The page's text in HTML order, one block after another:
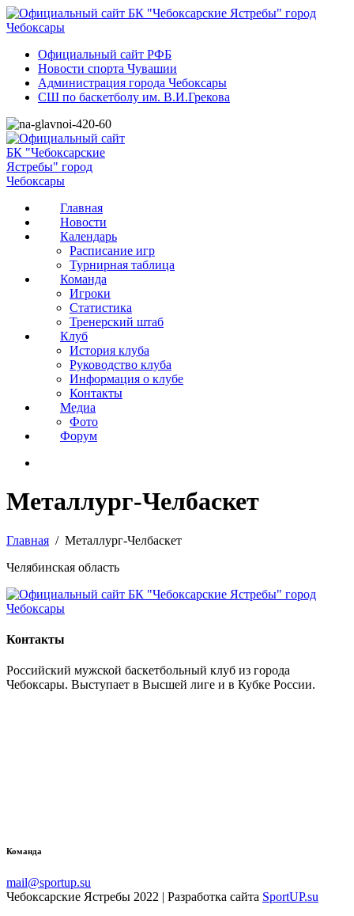
Официальный сайт РФБ
Новости спорта Чувашии
Администрация города Чебоксары
СШ по баскетболу им. В.И.Грекова
Главная
Новости
Календарь
Расписание игр
Турнирная таблица
Команда
Игроки
Статистика
Тренерский штаб
Клуб
История клуба
Руководство клуба
Информация о клубе
Контакты
Медиа
Фото
Форум
Металлург-Челбаскет
Главная
Металлург-Челбаскет
Челябинская область
Контакты
Российский мужской баскетбольный клуб из города
Чебоксары. Выступает в Высшей лиге и в Кубке России.
Команда
mail@sportup.su
Чебоксарские Ястребы 2022 | Разработка сайта SportUP.su